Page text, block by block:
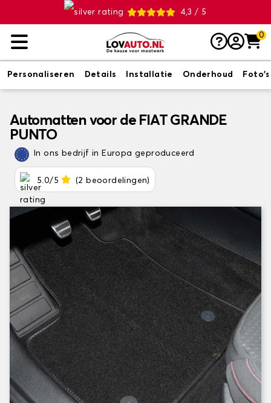
4,3 / 5
0
Personaliseren Details Installatie Onderhoud Foto's
Automatten voor de FIAT GRANDE
PUNTO
In ons bedrijf in Europa geproduceerd
5.0/5 (2 beoordelingen)